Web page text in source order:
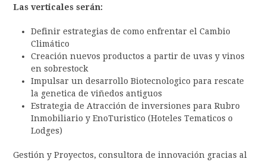
Las verticales serán:
Definir estrategias de como enfrentar el Cambio
Climático
Creación nuevos productos a partir de uvas y vinos
en sobrestock
Impulsar un desarrollo Biotecnologico para rescate
la genetica de viñedos antiguos
Estrategia de Atracción de inversiones para Rubro
Inmobiliario y EnoTuristico (Hoteles Tematicos o
Lodges)
Gestión y Proyectos, consultora de innovación gracias al